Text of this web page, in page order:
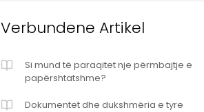
Verbundene Artikel
Si mund të paraqitet nje përmbajtje e
papërshtatshme?
Dokumentet dhe dukshmëria e tyre